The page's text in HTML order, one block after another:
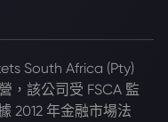
South Africa (Pty)
，該公司受 FSCA 監
2012 年金融市場法